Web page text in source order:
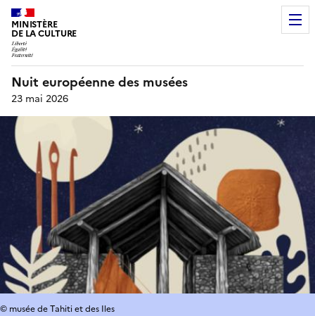
MINISTÈRE
DE LA CULTURE
Nuit européenne des musées
23 mai 2026
© musée de Tahiti et des Iles